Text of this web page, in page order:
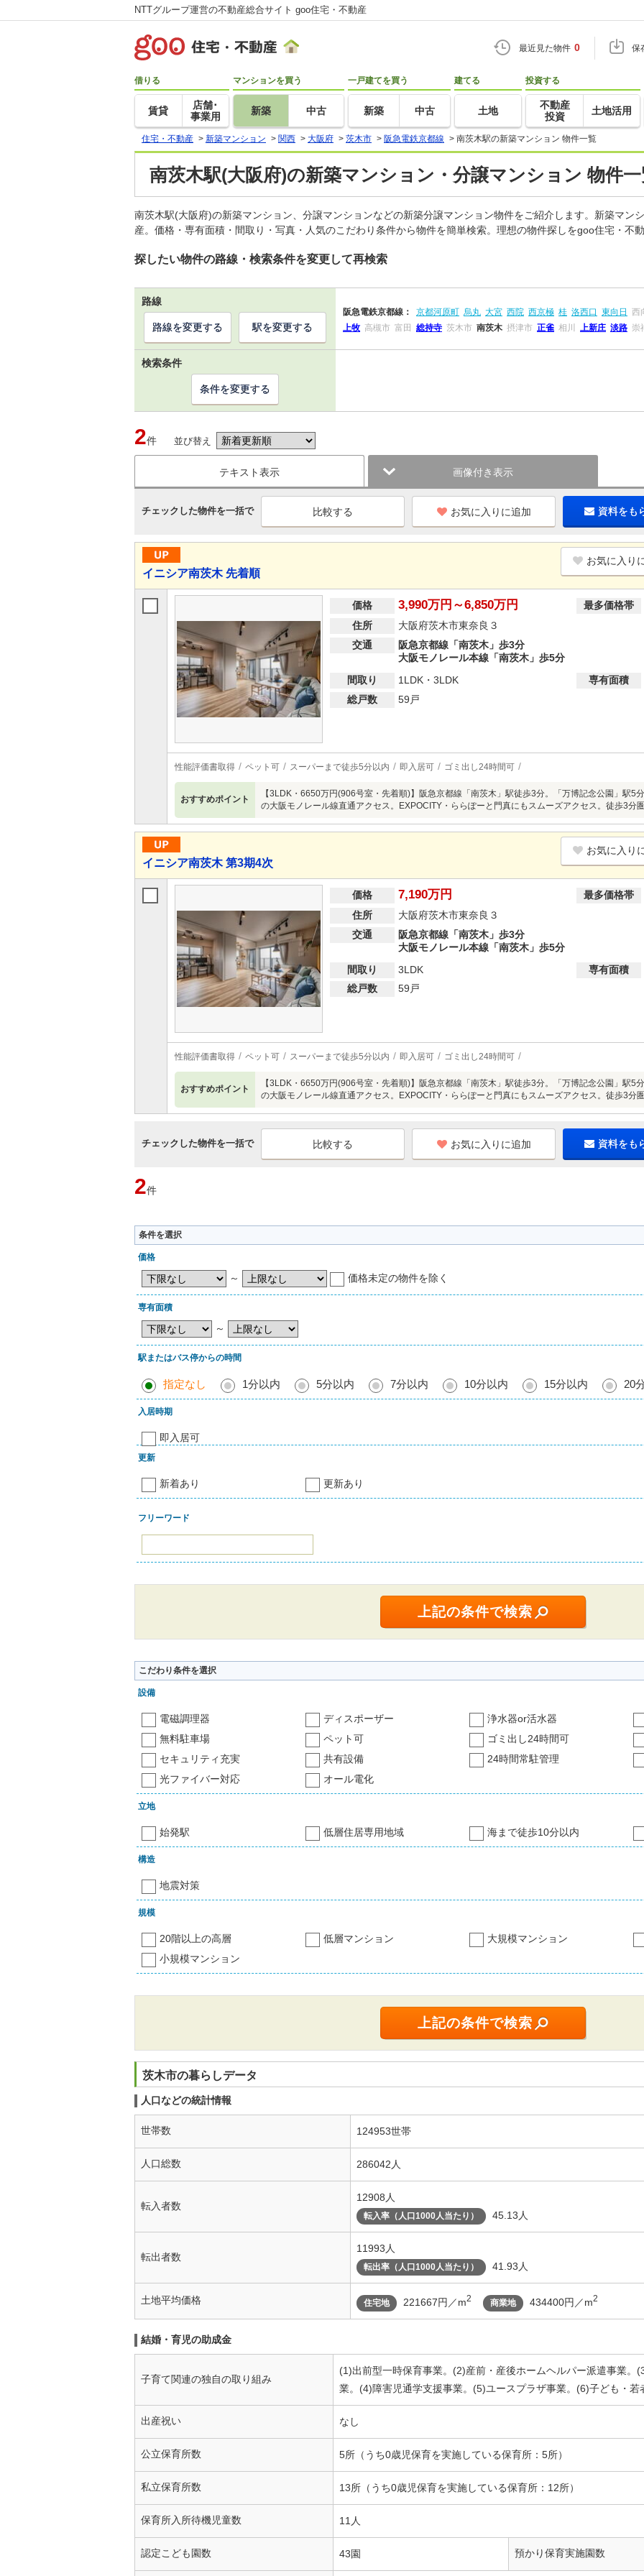
NTTグループ運営の不動産総合サイト goo住宅・不動産
最近見た物件 0 保
借りる
賃貸
店舗･
事業用
マンションを買う
新築 中古
一戸建てを買う
新築 中古
建てる
土地
投資する
不動産
投資
土地活用
住宅・不動産 > 新築マンション > 関西 > 大阪府 > 茨木市 > 阪急電鉄京都線 > 南茨木駅の新築マンション 物件一覧
南茨木駅(大阪府)の新築マンション・分譲マンション 物件
南茨木駅(大阪府)の新築マンション、分譲マンションなどの新築分譲マンション物件をご紹介します。新築マン
産。価格・専有面積・間取り・写真・人気のこだわり条件から物件を簡単検索。理想の物件探しをgoo住宅・不
探したい物件の路線・検索条件を変更して再検索
路線
阪急電鉄京都線： 京都河原町 烏丸 大宮 西院 西京極 桂 洛西口 東向日
西
上牧 高槻市 富田 総持寺 茨木市 南茨木 摂津市 正雀 相川 上新庄 淡路 崇
路線を変更する 駅を変更する
検索条件
条件を変更する
2件 並び替え
テキスト表示 画像付き表示
チェックした物件を一括で お気に入りに追加 資料をも
イニシア南茨木 先着順
お気に入り
価格 3,990万円～6,850万円
最多価格帯
住所
大阪府茨木市東奈良３
交通
阪急京都線「南茨木」歩3分
大阪モノレール本線「南茨木」歩5分
間取り
1LDK・3LDK
専有面積
総戸数
59戸
性能評価書取得 ペット可 スーパーまで徒歩5分以内 即入居可 ゴミ出し24時間可
おすすめポイント
【3LDK・6650万円(906号室・先着順)】阪急京都線「南茨木」駅徒歩3分。「万博記念公園」駅5
の大阪モノレール線直通アクセス。EXPOCITY・ららぽーと門真にもスムーズアクセス。徒歩3分
イニシア南茨木 第3期4次
お気に入り
価格 7,190万円
最多価格帯
住所
大阪府茨木市東奈良３
交通
阪急京都線「南茨木」歩3分
大阪モノレール本線「南茨木」歩5分
間取り
3LDK
専有面積
総戸数
59戸
性能評価書取得 ペット可 スーパーまで徒歩5分以内 即入居可 ゴミ出し24時間可
おすすめポイント
【3LDK・6650万円(906号室・先着順)】阪急京都線「南茨木」駅徒歩3分。「万博記念公園」駅5
の大阪モノレール線直通アクセス。EXPOCITY・ららぽーと門真にもスムーズアクセス。徒歩3分
チェックした物件を一括で お気に入りに追加 資料をも
2件
条件を選択
価格
～ 価格未定の物件を除く
専有面積
～
駅またはバス停からの時間
指定なし 1分以内 5分以内 7分以内 10分以内 15分以内 20
入居時期
即入居可
更新
新着あり 更新あり
フリーワード
こだわり条件を選択
設備
電磁調理器 ディスポーザー
浄水器or活水器
無料駐車場
ペット可
ゴミ出し24時間可
セキュリティ充実
共有設備
24時間常駐管理
光ファイバー対応
オール電化
立地
始発駅 低層住居専用地域 海まで徒歩10分以内
構造
地震対策
規模
20階以上の高層 低層マンション
大規模マンション
小規模マンション
茨木市の暮らしデータ
人口などの統計情報
世帯数 124953世帯
人口総数 286042人
転入者数
12908人
転入率（人口1000人当たり） 45.13人
転出者数
11993人
転出率（人口1000人当たり） 41.93人
土地平均価格 住宅地 221667円／m2 商業地 434400円／m2
結婚・育児の助成金
子育て関連の独自の取り組み
(1)出前型一時保育事業。(2)産前・産後ホームヘルパー派遣事業。
業。(4)障害児通学支援事業。(5)ユースプラザ事業。(6)子ども・若
出産祝い なし
公立保育所数 5所（うち0歳児保育を実施している保育所：5所）
私立保育所数 13所（うち0歳児保育を実施している保育所：12所）
保育所入所待機児童数 11人
認定こども園数 43園 預かり保育実施園数